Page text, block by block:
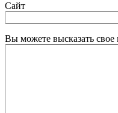
Сайт
Вы можете высказать свое